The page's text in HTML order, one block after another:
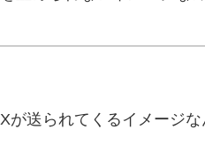
送られてくるイメージな